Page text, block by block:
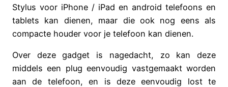
Stylus voor iPhone / iPad en android telefoons en
tablets kan dienen, maar die ook nog eens als
compacte houder voor je telefoon kan dienen.
Over deze gadget is nagedacht, zo kan deze
middels een plug eenvoudig vastgemaakt worden
aan de telefoon, en is deze eenvoudig lost te